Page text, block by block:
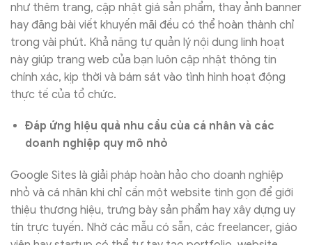
như thêm trang, cập nhật giá sản phẩm, thay ảnh banner
hay đăng bài viết khuyến mãi đều có thể hoàn thành chỉ
trong vài phút. Khả năng tự quản lý nội dung linh hoạt
này giúp trang web của bạn luôn cập nhật thông tin
chính xác, kịp thời và bám sát vào tình hình hoạt động
thực tế của tổ chức.
Đáp ứng hiệu quả nhu cầu của cá nhân và các
doanh nghiệp quy mô nhỏ
Google Sites là giải pháp hoàn hảo cho doanh nghiệp
nhỏ và cá nhân khi chỉ cần một website tinh gọn để giới
thiệu thương hiệu, trưng bày sản phẩm hay xây dựng uy
tín trực tuyến. Nhờ các mẫu có sẵn, các freelancer, giáo